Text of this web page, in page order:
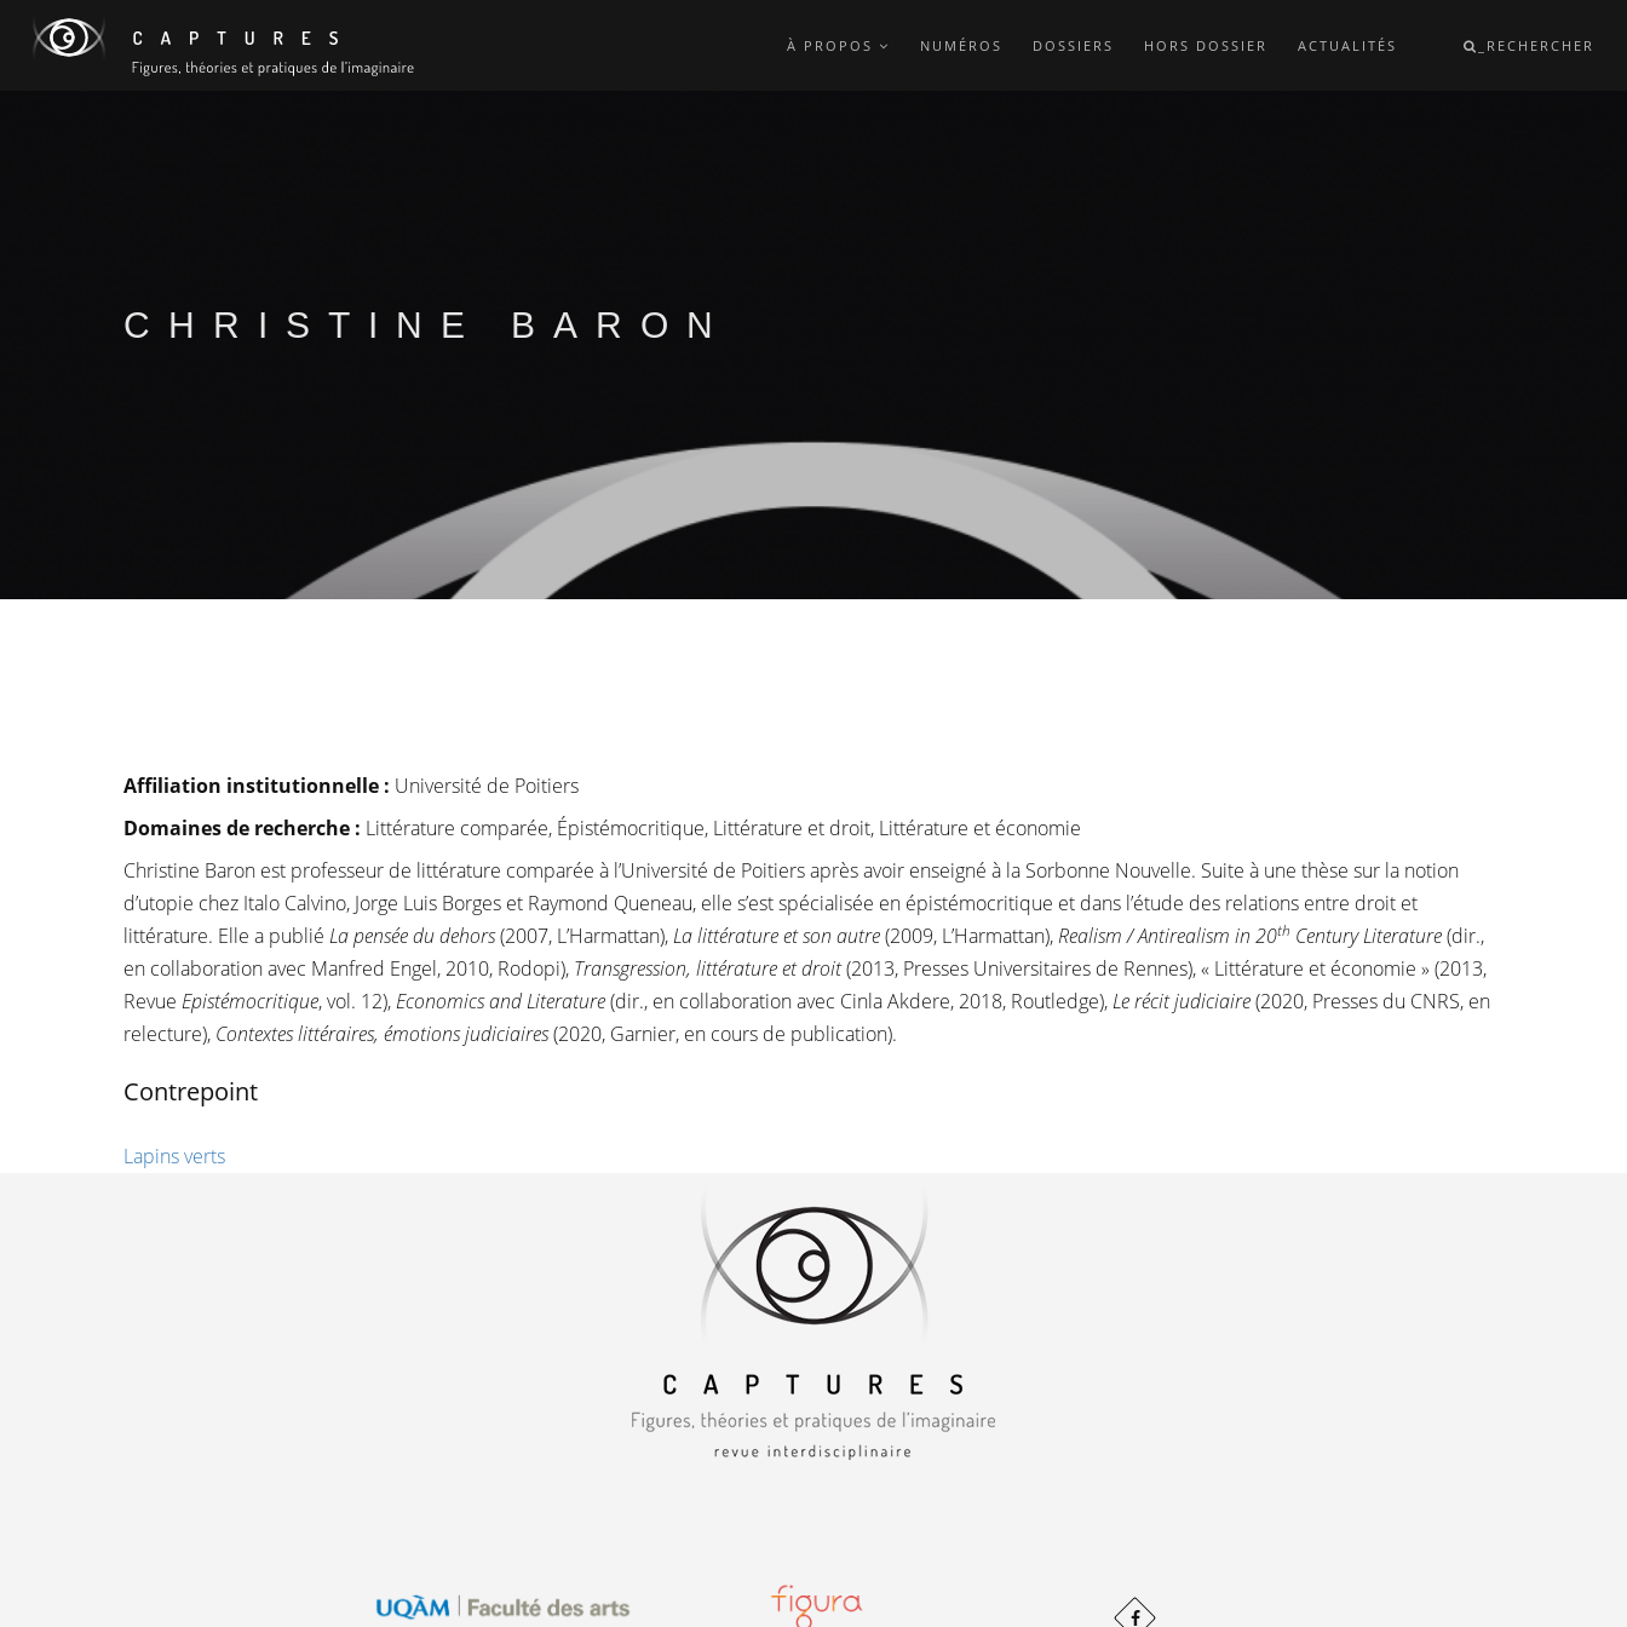
À PROPOS NUMÉROS DOSSIERS HORS DOSSIER ACTUALITÉS _RECHERCHER
CHRISTINE BARON
Affiliation institutionnelle : Université de Poitiers
Domaines de recherche : Littérature comparée, Épistémocritique, Littérature et droit, Littérature et économie
Christine Baron est professeur de littérature comparée à l’Université de Poitiers après avoir enseigné à la Sorbonne Nouvelle. Suite à une thèse sur la notion
d’utopie chez Italo Calvino, Jorge Luis Borges et Raymond Queneau, elle s’est spécialisée en épistémocritique et dans l’étude des relations entre droit et
littérature. Elle a publié La pensée du dehors(2007, L’Harmattan),La littérature et son autre(2009, L’Harmattan),Realism / Antirealism in 20th Century Literature(dir.,
en collaboration avec Manfred Engel, 2010, Rodopi), Transgression, littérature et droit(2013, Presses Universitaires de Rennes), « Littérature et économie » (2013,
Revue Epistémocritique, vol. 12),Economics and Literature(dir., en collaboration avec Cinla Akdere, 2018, Routledge),Le récit judiciaire(2020, Presses du CNRS, en
relecture), Contextes littéraires, émotions judiciaires(2020, Garnier, en cours de publication).
Contrepoint
Lapins verts